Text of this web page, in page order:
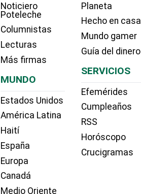
Noticiero
Poteleche
Columnistas
Lecturas
Más firmas
MUNDO
Estados Unidos
América Latina
Haití
España
Europa
Canadá
Medio Oriente
Planeta
Hecho en casa
Mundo gamer
Guía del dinero
SERVICIOS
Efemérides
Cumpleaños
RSS
Horóscopo
Crucigramas